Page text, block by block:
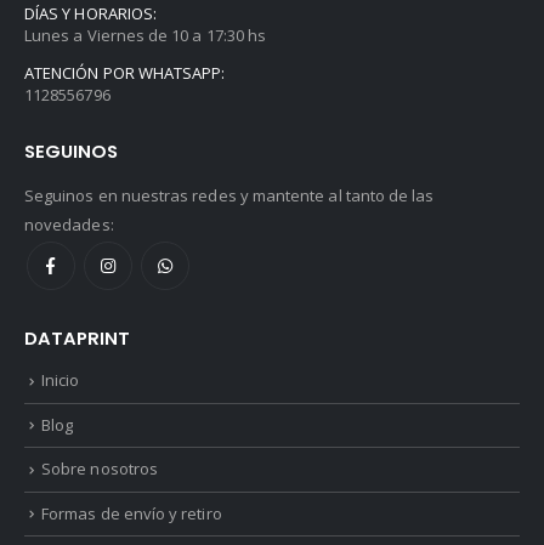
DÍAS Y HORARIOS:
Lunes a Viernes de 10 a 17:30 hs
ATENCIÓN POR WHATSAPP:
1128556796
SEGUINOS
Seguinos en nuestras redes y mantente al tanto de las
novedades:
DATAPRINT
Inicio
Blog
Sobre nosotros
Formas de envío y retiro